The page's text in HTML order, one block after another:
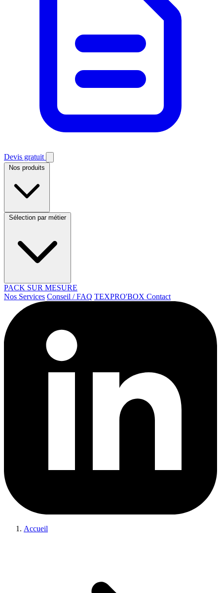
Devis gratuit
Nos produits
Sélection par métier
PACK SUR MESURE
Nos Services Conseil / FAQ TEXPRO'BOX Contact
Accueil